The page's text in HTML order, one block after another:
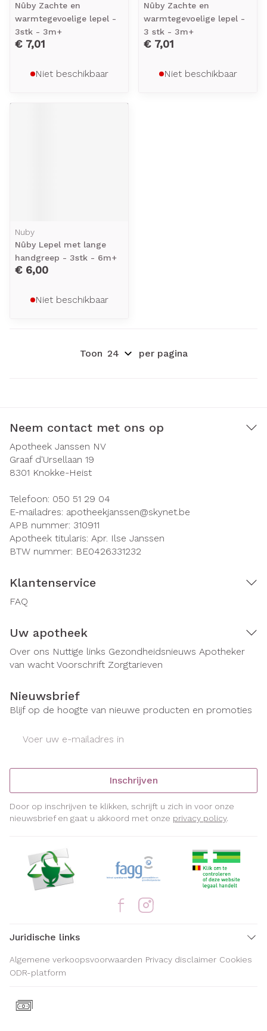
Nûby Zachte en
warmtegevoelige lepel -
3stk - 3m+
€ 7,01
Niet beschikbaar
Nûby Zachte en
warmtegevoelige lepel -
3 stk - 3m+
€ 7,01
Niet beschikbaar
Nuby
Nûby Lepel met lange
handgreep - 3stk - 6m+
€ 6,00
Niet beschikbaar
Toon per pagina
Neem contact met ons op
Apotheek Janssen NV
Graaf d'Ursellaan 19
8301 Knokke-Heist
Telefoon: 050 51 29 04
E-mailadres: apotheekjanssen@skynet.be
APB nummer: 310911
Apotheek titularis: Apr. Ilse Janssen
BTW nummer: BE0426331232
Klantenservice
FAQ
Uw apotheek
Over ons Nuttige links Gezondheidsnieuws Apotheker
van wacht Voorschrift Zorgtarieven
Nieuwsbrief
Blijf op de hoogte van nieuwe producten en promoties
Inschrijven
Door op inschrijven te klikken, schrijft u zich in voor onze
nieuwsbrief en gaat u akkoord met onze privacy policy.
Juridische links
Algemene verkoopsvoorwaarden Privacy disclaimer Cookies
ODR-platform